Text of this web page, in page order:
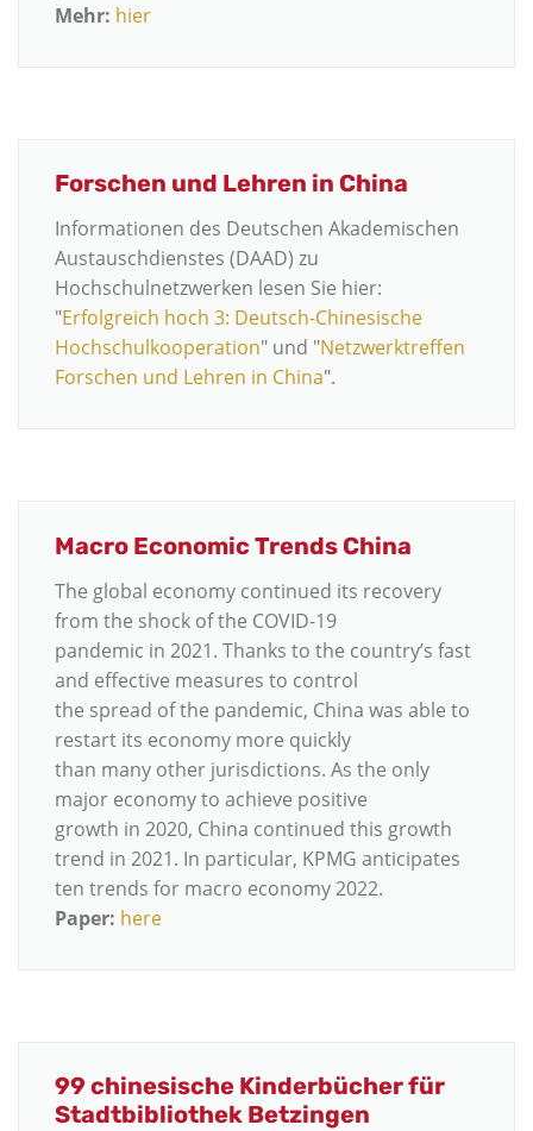
Mehr: hier
Forschen und Lehren in China
Informationen des Deutschen Akademischen
Austauschdienstes (DAAD) zu
Hochschulnetzwerken lesen Sie hier:
"Erfolgreich hoch 3: Deutsch-Chinesische
Hochschulkooperation" und "Netzwerktreffen
Forschen und Lehren in China".
Macro Economic Trends China
The global economy continued its recovery
from the shock of the COVID-19
pandemic in 2021. Thanks to the country’s fast
and effective measures to control
the spread of the pandemic, China was able to
restart its economy more quickly
than many other jurisdictions. As the only
major economy to achieve positive
growth in 2020, China continued this growth
trend in 2021. In particular, KPMG anticipates
ten trends for macro economy 2022.
Paper: here
99 chinesische Kinderbücher für
Stadtbibliothek Betzingen